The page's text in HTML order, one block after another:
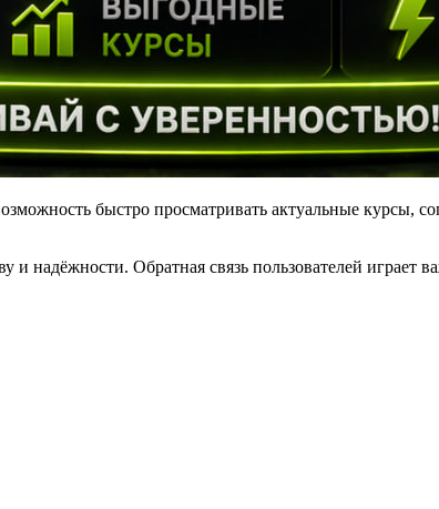
быстро просматривать актуальные курсы,
надёжности. Обратная связь пользователей играет